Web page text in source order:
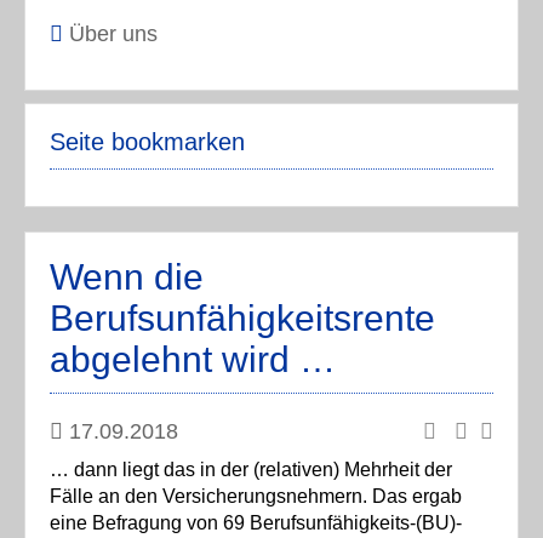
Über uns
Seite bookmarken
Wenn die
Berufsunfähigkeitsrente
abgelehnt wird …
17.09.2018
… dann liegt das in der (relativen) Mehrheit der
Fälle an den Versicherungsnehmern. Das ergab
eine Befragung von 69 Berufsunfähigkeits-(BU)-